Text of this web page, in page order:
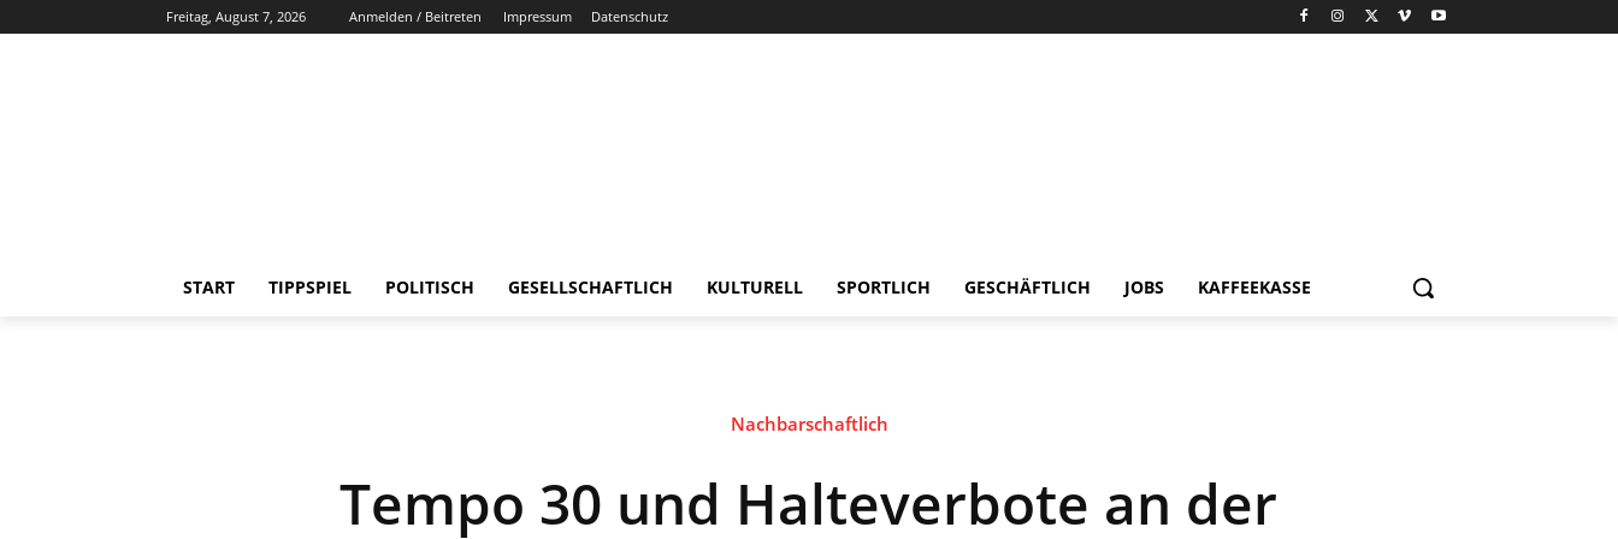
Freitag, August 7, 2026 Anmelden / Beitreten Impressum Datenschutz
START TIPPSPIEL POLITISCH GESELLSCHAFTLICH KULTURELL SPORTLICH GESCHÄFTLICH JOBS KAFFEEKASSE
Nachbarschaftlich
Tempo 30 und Halteverbote an der